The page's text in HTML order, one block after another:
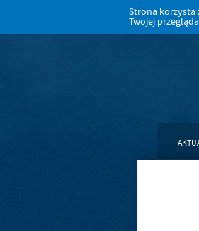
Strona korzysta
Twojej